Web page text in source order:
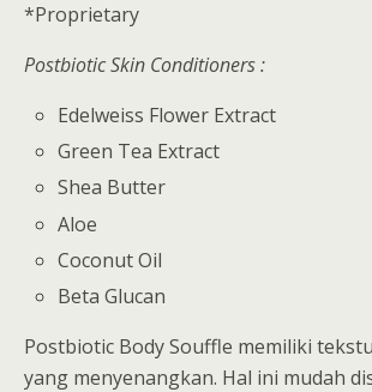
*Proprietary
Postbiotic Skin Conditioners :
Edelweiss Flower Extract
Green Tea Extract
Shea Butter
Aloe
Coconut Oil
Beta Glucan
Postbiotic Body Souffle memiliki
yang menyenangkan. Hal ini mudah